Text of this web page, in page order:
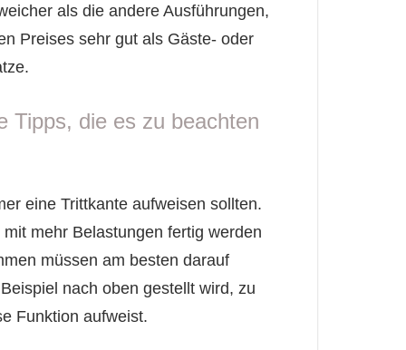
als die andere Ausführungen,
Preises sehr gut als Gäste- oder
Tipps, die es zu beachten
eine Trittkante aufweisen sollten.
mehr Belastungen fertig werden
müssen am besten darauf
nach oben gestellt wird, zu
Funktion aufweist.